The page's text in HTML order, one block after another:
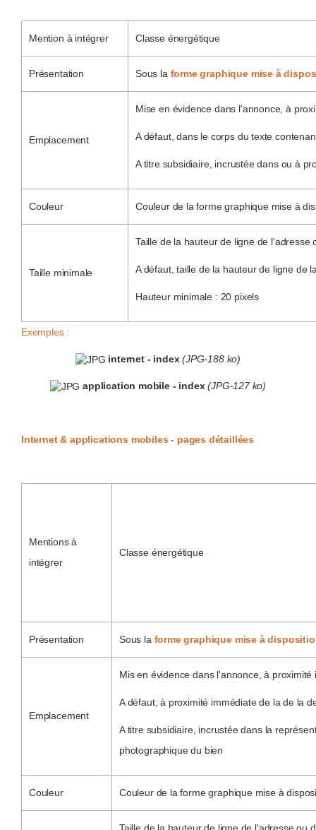
Mention à intégrer Classe énergétique
Présentation Sous la forme graphique mise à
Emplacement
Mise en évidence dans l'annonce, à
A défaut, dans le corps du texte
A titre subsidiaire, incrustée dans ou à
Couleur Couleur de la forme graphique mise à
Taille minimale
Taille de la hauteur de ligne de l'adresse
A défaut, taille de la hauteur de ligne de
Hauteur minimale : 20 pixels
Exemples :
internet - index(JPG-188 ko)
application mobile - index(JPG-127 ko)
Internet & applications mobiles - pages détaillées
Mentions à
intégrer
Classe énergétique
Présentation Sous la forme graphique mise à
Emplacement
Mis en évidence dans l'annonce, à proximité
A défaut, à proximité immédiate de la de la
A titre subsidiaire, incrustée dans la
photographique du bien
Couleur Couleur de la forme graphique mise à